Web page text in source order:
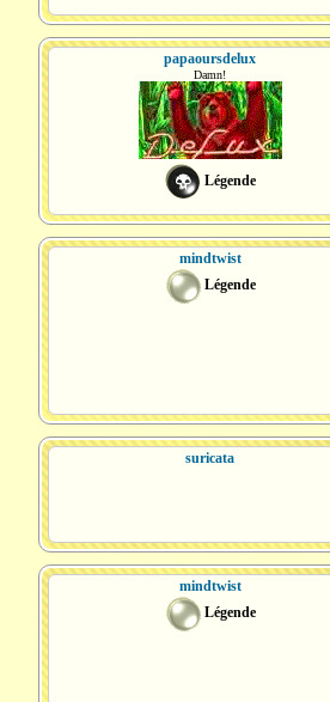
papaoursdelux
Damn!
Légende
mindtwist
Légende
suricata
mindtwist
Légende